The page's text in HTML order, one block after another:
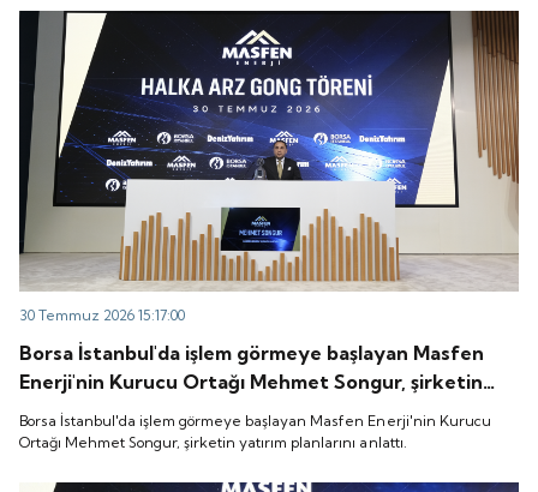
30 Temmuz 2026 15:17:00
Borsa İstanbul'da işlem görmeye başlayan Masfen
Enerji'nin Kurucu Ortağı Mehmet Songur, şirketin
yatırım planlarını anlattı.
Borsa İstanbul'da işlem görmeye başlayan Masfen Enerji'nin Kurucu
Ortağı Mehmet Songur, şirketin yatırım planlarını anlattı.